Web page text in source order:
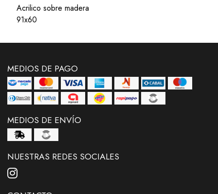
Acrilico sobre madera
91x60
MEDIOS DE PAGO
MEDIOS DE ENVÍO
NUESTRAS REDES SOCIALES